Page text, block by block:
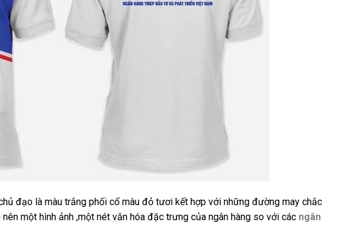
đạo là màu trắng phối cổ màu đỏ tươi kết hợp với những đường may chắc
một hình ảnh ,một nét văn hóa đặc trưng của ngân hàng so với các ngân